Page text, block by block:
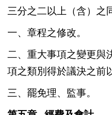
三分之二以上（含）之
一、章程之修改。
二、重大事項之變更與
項之類別得於議決之前
三、罷免理、監事。